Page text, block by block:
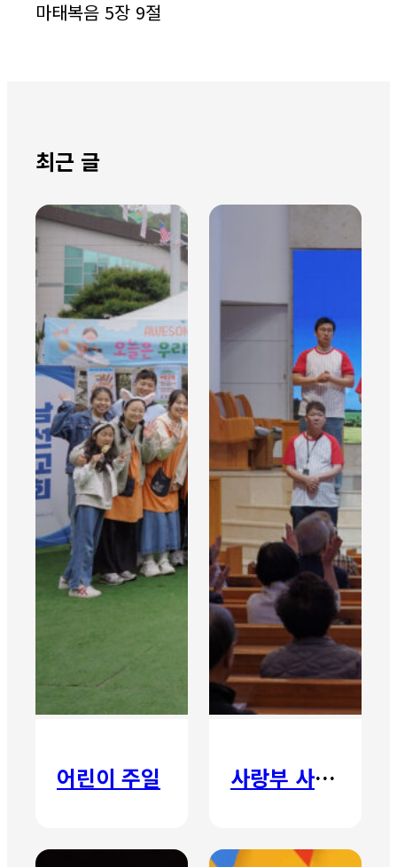
마태복음 5장 9절
최근 글
어린이 주일 사랑부 사랑주일